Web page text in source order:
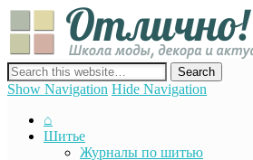
сайт о декоре, дизайне и моде,
рукоделия
Show Navigation Hide Navigation
⌂
Шитье
Журналы по шитью